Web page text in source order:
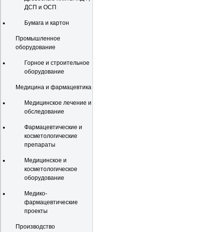
ДСП и ОСП
Бумага и картон
Промышленное
оборудование
Горное и строительное
оборудование
Медицина и фармацевтика
Медицинское лечение и
обследование
Фармацевтические и
косметологические
препараты
Медицинское и
косметологическое
оборудование
Медико-
фармацевтические
проекты
Производство